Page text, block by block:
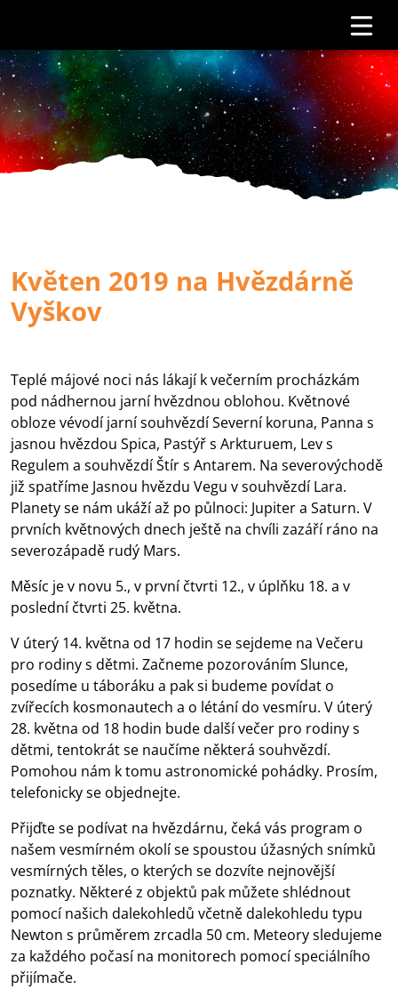
Květen 2019 na Hvězdárně
Vyškov
Teplé májové noci nás lákají k večerním procházkám
pod nádhernou jarní hvězdnou oblohou. Květnové
obloze vévodí jarní souhvězdí Severní koruna, Panna s
jasnou hvězdou Spica, Pastýř s Arkturuem, Lev s
Regulem a souhvězdí Štír s Antarem. Na severovýchodě
již spatříme Jasnou hvězdu Vegu v souhvězdí Lara.
Planety se nám ukáží až po půlnoci: Jupiter a Saturn. V
prvních květnových dnech ještě na chvíli zazáří ráno na
severozápadě rudý Mars.
Měsíc je v novu 5., v první čtvrti 12., v úplňku 18. a v
poslední čtvrti 25. května.
V úterý 14. května od 17 hodin se sejdeme na Večeru
pro rodiny s dětmi. Začneme pozorováním Slunce,
posedíme u táboráku a pak si budeme povídat o
zvířecích kosmonautech a o létání do vesmíru. V úterý
28. května od 18 hodin bude další večer pro rodiny s
dětmi, tentokrát se naučíme některá souhvězdí.
Pomohou nám k tomu astronomické pohádky. Prosím,
telefonicky se objednejte.
Přijďte se podívat na hvězdárnu, čeká vás program o
našem vesmírném okolí se spoustou úžasných snímků
vesmírných těles, o kterých se dozvíte nejnovější
poznatky. Některé z objektů pak můžete shlédnout
pomocí našich dalekohledů včetně dalekohledu typu
Newton s průměrem zrcadla 50 cm. Meteory sledujeme
za každého počasí na monitorech pomocí speciálního
přijímače.